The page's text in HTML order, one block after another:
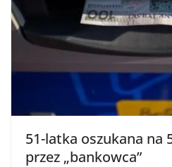
51-latka oszukana na
przez „bankowca”